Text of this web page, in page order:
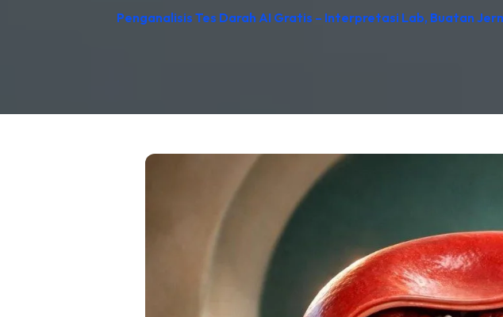
Penganalisis Tes Darah AI Gratis – Interpretasi Lab, Buatan